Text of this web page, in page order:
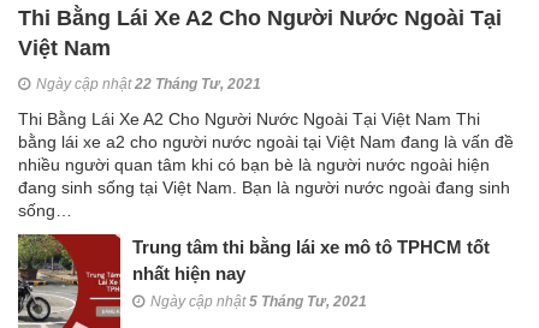
Thi Bằng Lái Xe A2 Cho Người Nước Ngoài Tại
Việt Nam
Ngày cập nhật22 Tháng Tư, 2021
Thi Bằng Lái Xe A2 Cho Người Nước Ngoài Tại Việt Nam Thi
bằng lái xe a2 cho người nước ngoài tại Việt Nam đang là vấn đề
nhiều người quan tâm khi có bạn bè là người nước ngoài hiện
đang sinh sống tại Việt Nam. Bạn là người nước ngoài đang sinh
sống…
Trung tâm thi bằng lái xe mô tô TPHCM tốt
nhất hiện nay
Ngày cập nhật5 Tháng Tư, 2021